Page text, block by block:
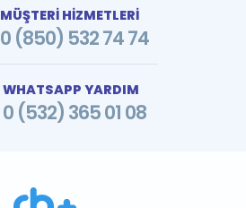
MÜŞTERİ HİZMETLERİ
0 (850) 532 74 74
WHATSAPP YARDIM
0 (532) 365 01 08